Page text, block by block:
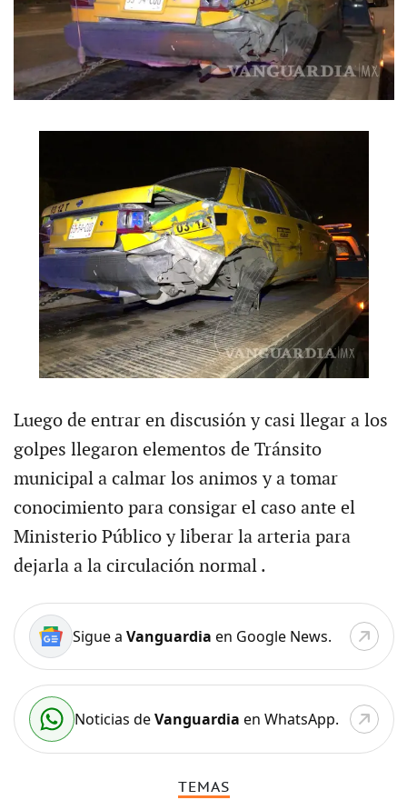
Luego de entrar en discusión y casi llegar a los
golpes llegaron elementos de Tránsito
municipal a calmar los animos y a tomar
conocimiento para consigar el caso ante el
Ministerio Público y liberar la arteria para
dejarla a la circulación normal .
Sigue a Vanguardia en Google News.
Noticias deVanguardia en WhatsApp.
TEMAS